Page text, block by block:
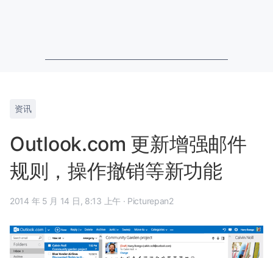
资讯
Outlook.com 更新增强邮件
规则，操作撤销等新功能
2014 年 5 月 14 日, 8:13 上午 · Picturepan2